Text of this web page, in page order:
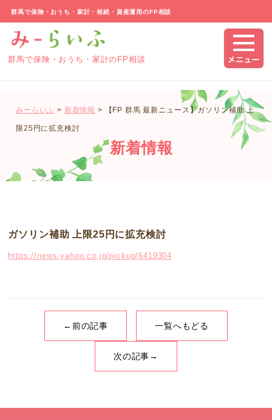
群馬で保険・おうち・家計・相続・資産運用のFP相談
群馬で保険・おうち・家計のFP相談
みーらいふ > 新着情報 > 【FP 群馬 最新ニュース】ガソリン補助 上
限25円に拡充検討
新着情報
ガソリン補助 上限25円に拡充検討
https://news.yahoo.co.jp/pickup/6419304
←前の記事 一覧へもどる
次の記事→